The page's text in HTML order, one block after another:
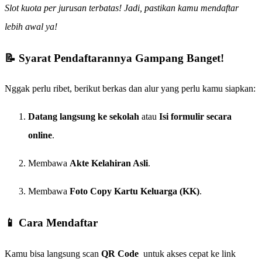
Slot kuota per jurusan terbatas! Jadi, pastikan kamu mendaftar
lebih awal ya!
📝 Syarat Pendaftarannya Gampang Banget!
Nggak perlu ribet, berikut berkas dan alur yang perlu kamu siapkan:
Datang langsung ke sekolah atau Isi formulir secara
online.
Membawa Akte Kelahiran Asli.
Membawa Foto Copy Kartu Keluarga (KK).
📱 Cara Mendaftar
Kamu bisa langsung scan QR Code untuk akses cepat ke link